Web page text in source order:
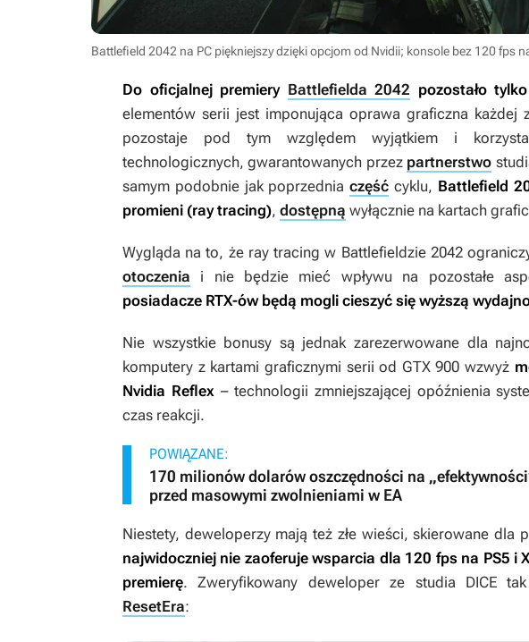
Battlefield 2042 na PC piękniejszy dzięki opcjom od Nvidii; konsole bez 120 fps
Do oficjalnej premiery Battlefielda 2042 pozostało
elementów serii jest imponująca oprawa graficzna każdej
pozostaje pod tym względem wyjątkiem i
technologicznych, gwarantowanych przez partnerstwo
samym podobnie jak poprzedniaczęść cyklu, Battlefield
promieni (ray tracing), dostępną wyłącznie na kartach
Wygląda na to, że ray tracing w Battlefieldzie 2042
otoczenia i nie będzie mieć wpływu na pozostałe
posiadacze RTX-ów będą mogli cieszyć się wyższą
Nie wszystkie bonusy są jednak zarezerwowane dla
komputery z kartami graficznymi serii od GTX 900 wzwyż
Nvidia Reflex– technologii zmniejszającej opóźnienia
czas reakcji.
POWIĄZANE:
170 milionów dolarów oszczędności na
przed masowymi zwolnieniami w EA
Niestety, deweloperzy mają też złe wieści, skierowane dla
najwidoczniej nie zaoferuje wsparcia dla 120 fps na PS5 i
premierę. Zweryfikowany deweloper ze studia DICE tak
ResetEra: